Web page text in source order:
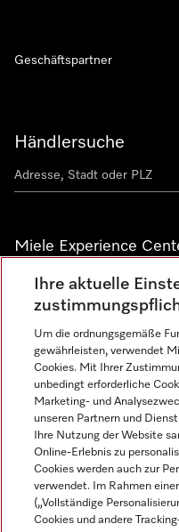
Händlersuche
Miele Experience
Alle Miele Experience
Newsletter
Geschäftspartner
Miele auf Instagram
Miele auf Facebook
Miele auf
Ihre aktuelle
Um die ordnungsgemäße
gewährleisten, verwendet
Cookies. Mit Ihrer
unbedingt erforderliche
Marketing- und
unseren Partnern und
Ihre Nutzung der Website
Online-Erlebnis zu
Cookies werden auch zur
verwendet. Im Rahmen
(„Vollständige
Cookies und andere